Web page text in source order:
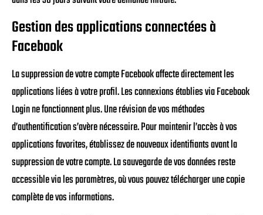
Gestion des applications connectées à
Facebook
La suppression de votre compte Facebook affecte directement les
applications liées à votre profil. Les connexions établies via Facebook
Login ne fonctionnent plus. Une révision de vos méthodes
d’authentification s’avère nécessaire. Pour maintenir l’accès à vos
applications favorites, établissez de nouveaux identifiants avant la
suppression de votre compte. La sauvegarde de vos données reste
accessible via les paramètres, où vous pouvez télécharger une copie
complète de vos informations.